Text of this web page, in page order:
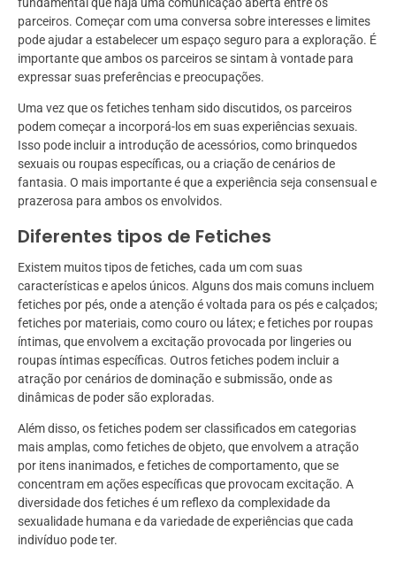
fundamental que haja uma comunicação aberta entre os
parceiros. Começar com uma conversa sobre interesses e limites
pode ajudar a estabelecer um espaço seguro para a exploração. É
importante que ambos os parceiros se sintam à vontade para
expressar suas preferências e preocupações.
Uma vez que os fetiches tenham sido discutidos, os parceiros
podem começar a incorporá-los em suas experiências sexuais.
Isso pode incluir a introdução de acessórios, como brinquedos
sexuais ou roupas específicas, ou a criação de cenários de
fantasia. O mais importante é que a experiência seja consensual e
prazerosa para ambos os envolvidos.
Diferentes tipos de Fetiches
Existem muitos tipos de fetiches, cada um com suas
características e apelos únicos. Alguns dos mais comuns incluem
fetiches por pés, onde a atenção é voltada para os pés e calçados;
fetiches por materiais, como couro ou látex; e fetiches por roupas
íntimas, que envolvem a excitação provocada por lingeries ou
roupas íntimas específicas. Outros fetiches podem incluir a
atração por cenários de dominação e submissão, onde as
dinâmicas de poder são exploradas.
Além disso, os fetiches podem ser classificados em categorias
mais amplas, como fetiches de objeto, que envolvem a atração
por itens inanimados, e fetiches de comportamento, que se
concentram em ações específicas que provocam excitação. A
diversidade dos fetiches é um reflexo da complexidade da
sexualidade humana e da variedade de experiências que cada
indivíduo pode ter.